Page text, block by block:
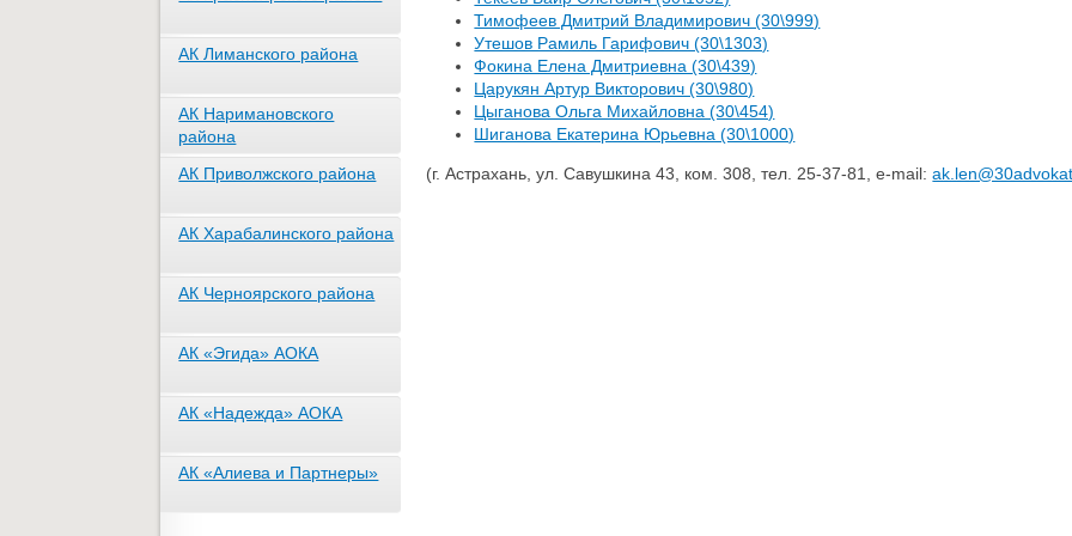
АК Лиманского района
АК Наримановского
района
АК Приволжского района
АК Харабалинского района
АК Черноярского района
АК «Эгида» АОКА
АК «Надежда» АОКА
АК «Алиева и Партнеры»
Тимофеев Дмитрий Владимирович (30\999)
Утешов Рамиль Гарифович (30\1303)
Фокина Елена Дмитриевна (30\439)
Царукян Артур Викторович (30\980)
Цыганова Ольга Михайловна (30\454)
Шиганова Екатерина Юрьевна (30\1000)
(г. Астрахань, ул. Савушкина 43, ком. 308, тел. 25-37-81, e-mail: